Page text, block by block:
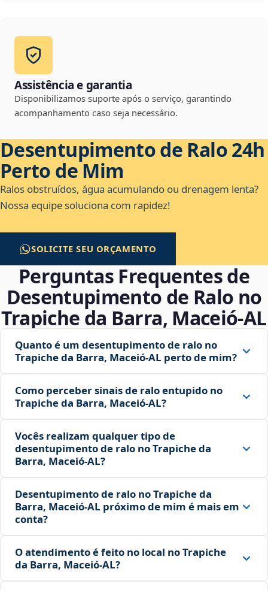
Assistência e garantia
Disponibilizamos suporte após o serviço, garantindo
acompanhamento caso seja necessário.
Desentupimento de Ralo 24h
Perto de Mim
Ralos obstruídos, água acumulando ou drenagem lenta?
Nossa equipe soluciona com rapidez!
SOLICITE SEU ORÇAMENTO
Perguntas Frequentes de
Desentupimento de Ralo no
Trapiche da Barra, Maceió‑AL
Quanto é um desentupimento de ralo no
Trapiche da Barra, Maceió‑AL perto de mim?
Como perceber sinais de ralo entupido no
Trapiche da Barra, Maceió‑AL?
Vocês realizam qualquer tipo de
desentupimento de ralo no Trapiche da
Barra, Maceió‑AL?
Desentupimento de ralo no Trapiche da
Barra, Maceió‑AL próximo de mim é mais em
conta?
O atendimento é feito no local no Trapiche
da Barra, Maceió‑AL?